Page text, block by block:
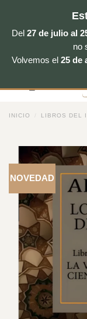
Del 27 de julio al
no
Volvemos el 25 de
INICIO LIBROS DEL
NOVEDAD